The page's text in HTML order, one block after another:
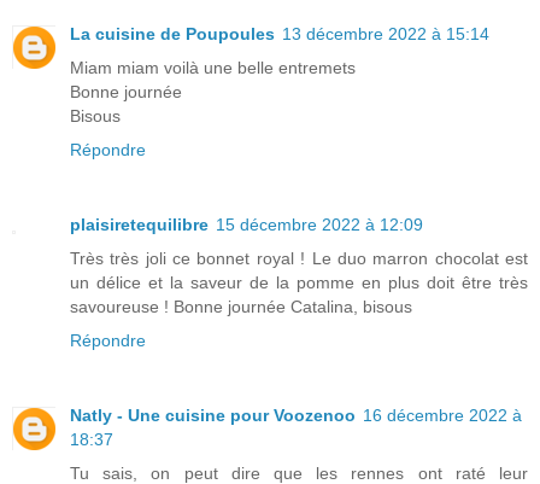
La cuisine de Poupoules 13 décembre 2022 à 15:14
Miam miam voilà une belle entremets
Bonne journée
Bisous
Répondre
plaisiretequilibre 15 décembre 2022 à 12:09
Très très joli ce bonnet royal ! Le duo marron chocolat est
un délice et la saveur de la pomme en plus doit être très
savoureuse ! Bonne journée Catalina, bisous
Répondre
Natly - Une cuisine pour Voozenoo 16 décembre 2022 à
18:37
Tu sais, on peut dire que les rennes ont raté leur